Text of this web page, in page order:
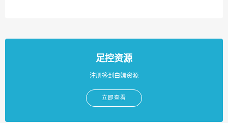
足控资源
注册签到白嫖资源
立即查看